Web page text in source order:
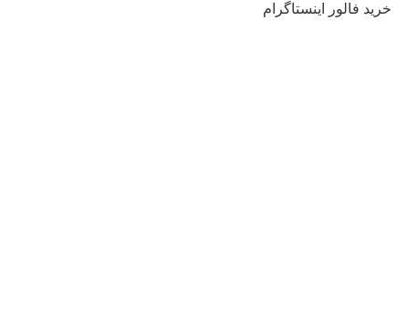
خرید فالور اینستاگرام